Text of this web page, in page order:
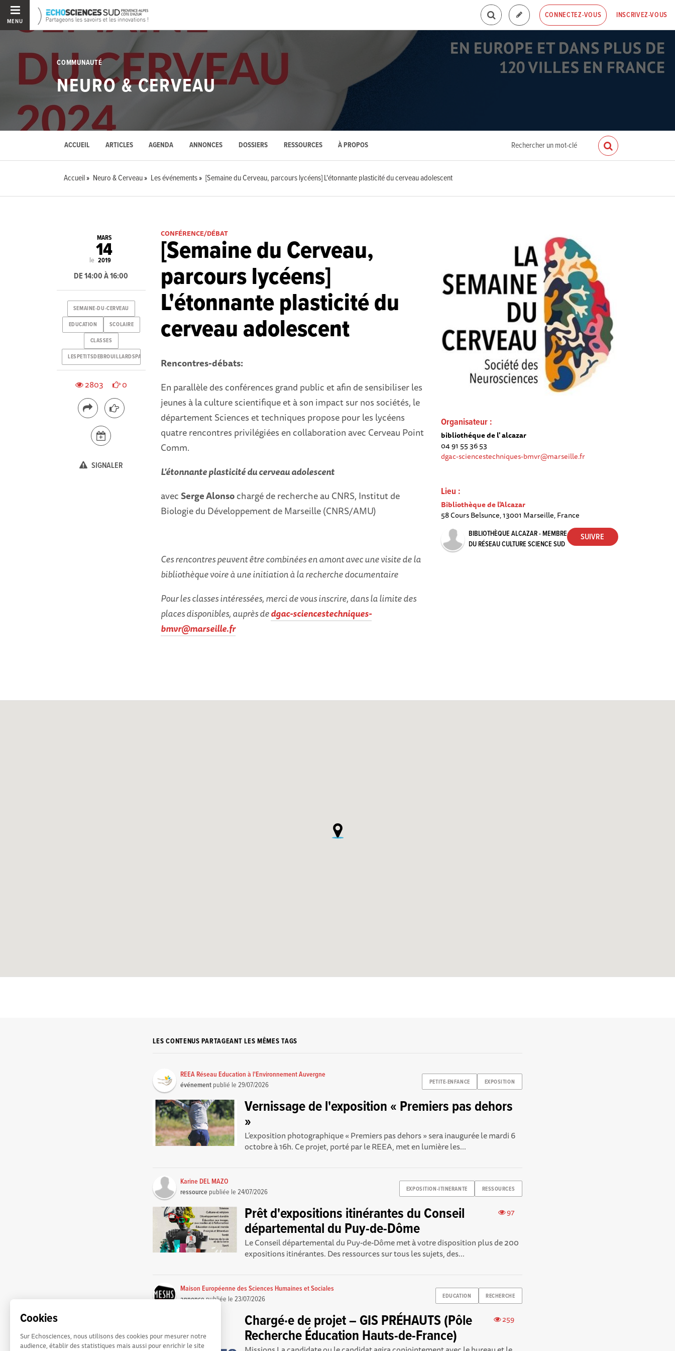
Cookies
Sur Echosciences, nous utilisons des cookies pour mesurer notre
audience, établir des statistiques mais aussi pour enrichir le site
MENU
CONNECTEZ-VOUS INSCRIVEZ-VOUS
COMMUNAUTÉ
NEURO & CERVEAU
ACCUEIL ARTICLES AGENDA ANNONCES DOSSIERS RESSOURCES À PROPOS
Accueil Neuro & Cerveau Les événements [Semaine du Cerveau, parcours lycéens] L'étonnante plasticité du cerveau adolescent
CONFÉRENCE/DÉBAT
[Semaine du Cerveau,
parcours lycéens]
L'étonnante plasticité du
cerveau adolescent
Rencontres-débats:
En parallèle des conférences grand public et afin de sensibiliser les
jeunes à la culture scientifique et à son impact sur nos sociétés, le
département Sciences et techniques propose pour les lycéens
quatre rencontres privilégiées en collaboration avec Cerveau Point
Comm.
L'étonnante plasticité du cerveau adolescent
avecSerge Alonsochargé de recherche au CNRS, Institut de
Biologie du Développement de Marseille (CNRS/AMU)
Ces rencontres peuvent être combinées en amont avec une visite de la
bibliothèque voire à une initiation à la recherche documentaire
Pour les classes intéressées, merci de vous inscrire, dans la limite des
places disponibles, auprès dedgac-sciencestechniques-
bmvr@marseille.fr
Organisateur :
bibliothéque de l' alcazar
04 91 55 36 53
dgac-sciencestechniques-bmvr@marseille.fr
Lieu :
Bibliothèque de l'Alcazar
58 Cours Belsunce, 13001 Marseille, France
BIBLIOTHÈQUE ALCAZAR - MEMBRE
DU RÉSEAU CULTURE SCIENCE SUD
le
MARS
14
2019
DE 14:00 À 16:00
SEMAINE-DU-CERVEAU
EDUCATION SCOLAIRE
CLASSES
LESPETITSDEBROUILLARDSPACA
2803 0
SIGNALER
LES CONTENUS PARTAGEANT LES MÊMES TAGS
PETITE-ENFANCE EXPOSITION
REEA Réseau Education à l'Environnement Auvergne
événement publié le29/07/2026
Vernissage de l'exposition « Premiers pas dehors
»
L’exposition photographique « Premiers pas dehors » sera inaugurée le mardi 6
octobre à 16h. Ce projet, porté par le REEA, met en lumière les...
EXPOSITION-ITINERANTE RESSOURCES
Karine DEL MAZO
ressource publiée le24/07/2026
97
Prêt d'expositions itinérantes du Conseil
départemental du Puy-de-Dôme
Le Conseil départemental du Puy-de-Dôme met à votre disposition plus de 200
expositions itinérantes. Des ressources sur tous les sujets, des...
EDUCATION RECHERCHE
Maison Européenne des Sciences Humaines et Sociales
annoncepubliée le23/07/2026
259
Chargé·e de projet – GIS PRÉHAUTS (Pôle
Recherche Éducation Hauts-de-France)